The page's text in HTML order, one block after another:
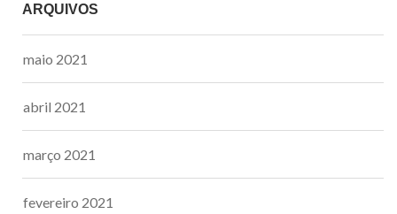
ARQUIVOS
maio 2021
abril 2021
março 2021
fevereiro 2021